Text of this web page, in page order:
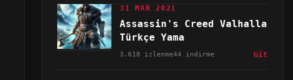
31 MAR 2021
Assassin's Creed Valhalla
Türkçe Yama
3.618 izlenme44 indirme Git